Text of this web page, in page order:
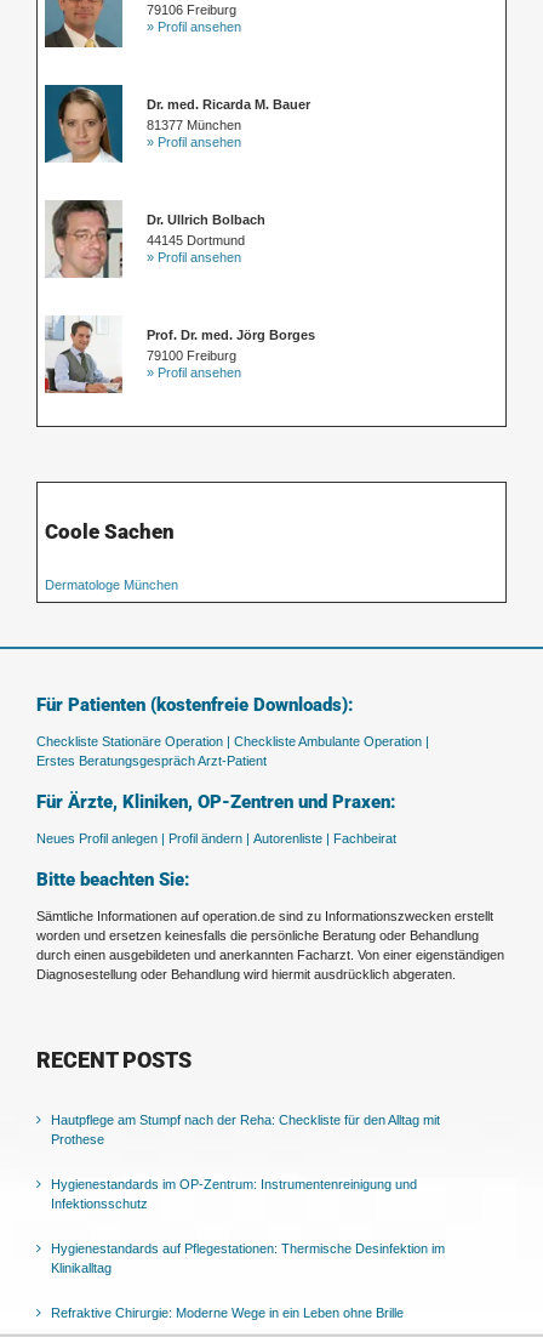
79106 Freiburg
» Profil ansehen
Dr. med. Ricarda M. Bauer
81377 München
» Profil ansehen
Dr. Ullrich Bolbach
44145 Dortmund
» Profil ansehen
Prof. Dr. med. Jörg Borges
79100 Freiburg
» Profil ansehen
Coole Sachen
Dermatologe München
Für Patienten (kostenfreie Downloads):
Checkliste Stationäre Operation |
Checkliste Ambulante Operation |
Erstes Beratungsgespräch Arzt-Patient
Für Ärzte, Kliniken, OP-Zentren und Praxen:
Neues Profil anlegen | Profil ändern | Autorenliste | Fachbeirat
Bitte beachten Sie:
Sämtliche Informationen auf operation.de sind zu Informationszwecken erstellt
worden und ersetzen keinesfalls die persönliche Beratung oder Behandlung
durch einen ausgebildeten und anerkannten Facharzt. Von einer eigenständigen
Diagnosestellung oder Behandlung wird hiermit ausdrücklich abgeraten.
RECENT POSTS
Hautpflege am Stumpf nach der Reha: Checkliste für den Alltag mit
Prothese
Hygienestandards im OP-Zentrum: Instrumentenreinigung und
Infektionsschutz
Hygienestandards auf Pflegestationen: Thermische Desinfektion im
Klinikalltag
Refraktive Chirurgie: Moderne Wege in ein Leben ohne Brille